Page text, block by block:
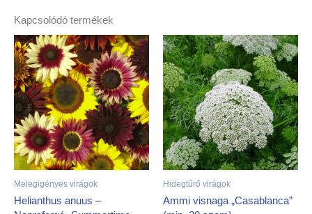
Kapcsolódó termékek
Melegigényes virágok
Helianthus anuus –
Hidegtűrő virágok
Ammi visnaga „Casablanca”